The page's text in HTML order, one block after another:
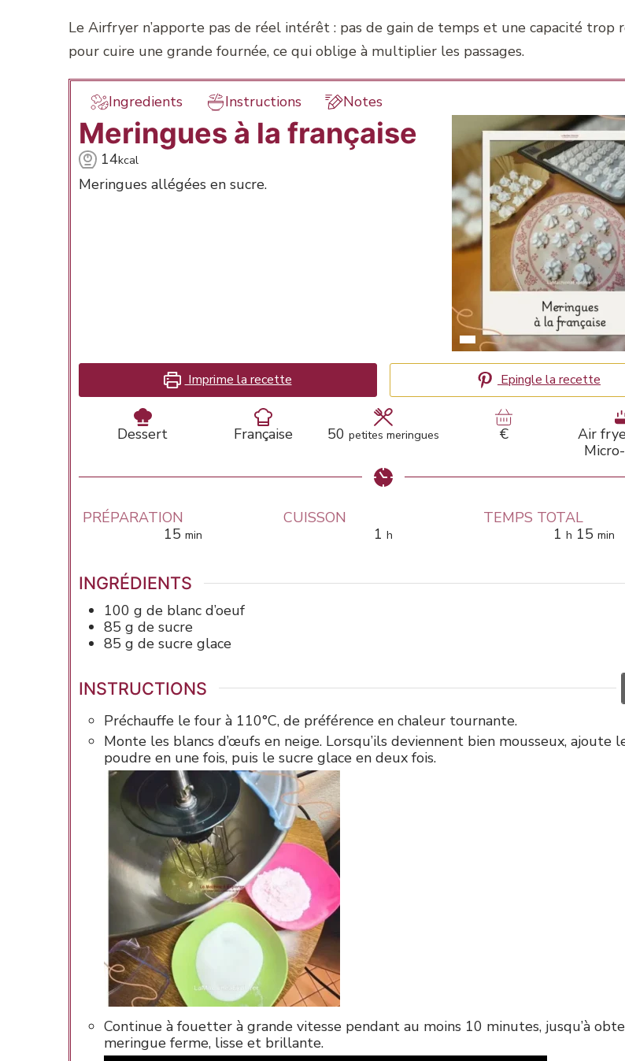
Le Airfryer n’apporte pas de réel intérêt : pas de gain de temps et une capacité trop
pour cuire une grande fournée, ce qui oblige à multiplier les passages.
Ingredients Instructions Notes
Meringues à la française
14kcal
Meringues allégées en sucre.
Imprime la recette Epingle la recette
Dessert Française 50 petites meringues €
Air
PRÉPARATION
15minutes
min
CUISSON
1 heure
h
TEMPS TOTAL
1 heure
h 15 min
INGRÉDIENTS
100 g de blanc d’oeuf
85 g de sucre
85 g de sucre glace
INSTRUCTIONS
Préchauffe le four à 110°C, de préférence en chaleur tournante.
Monte les blancs d’œufs en neige. Lorsqu’ils deviennent bien mousseux, ajoute
poudre en une fois, puis le sucre glace en deux fois.
Continue à fouetter à grande vitesse pendant au moins 10 minutes, jusqu’à
meringue ferme, lisse et brillante.